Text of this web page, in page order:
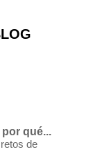
qué...
de